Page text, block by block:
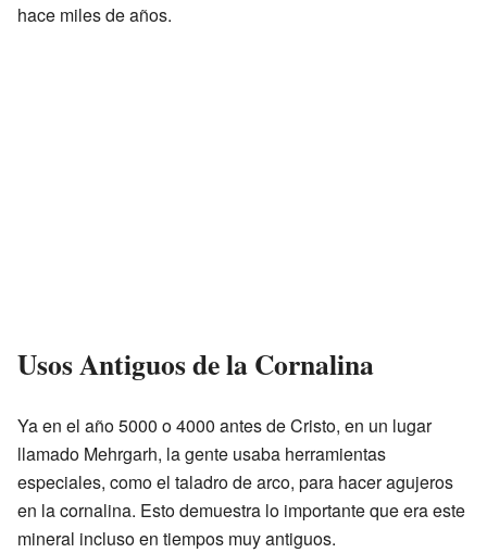
hace miles de años.
Usos Antiguos de la Cornalina
Ya en el año 5000 o 4000 antes de Cristo, en un lugar
llamado Mehrgarh, la gente usaba herramientas
especiales, como el taladro de arco, para hacer agujeros
en la cornalina. Esto demuestra lo importante que era este
mineral incluso en tiempos muy antiguos.